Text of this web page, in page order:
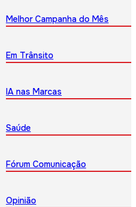
Melhor Campanha do Mês
Em Trânsito
IA nas Marcas
Saúde
Fórum Comunicação
Opinião